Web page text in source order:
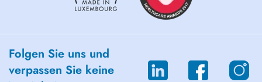
Folgen Sie uns und
verpassen Sie keine